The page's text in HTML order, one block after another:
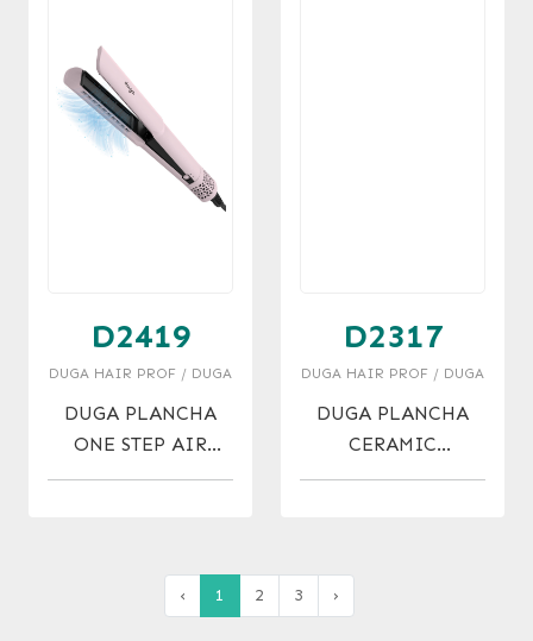
D2419
DUGA HAIR PROF / DUGA
DUGA PLANCHA
ONE STEP AIR
STRAIGHT
D2317
DUGA HAIR PROF / DUGA
DUGA PLANCHA
CERAMIC
TOURMALINE
‹ 1 2 3 ›